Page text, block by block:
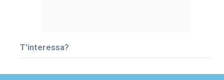
T’interessa?